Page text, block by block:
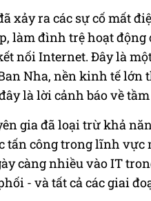
xảy ra các sự cố mất
làm đình trệ hoạt
nối Internet. Đây là
Nha, nền kinh tế
là lời cảnh báo về
gia đã loại trừ khả
tấn công trong lĩnh vực
càng nhiều vào IT
- và tất cả các giai